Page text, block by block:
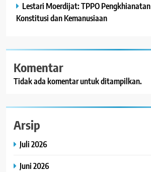
Lestari Moerdijat: TPPO
Konstitusi dan Kemanusiaan
Komentar
Tidak ada komentar untuk ditampilkan.
Arsip
Juli 2026
Juni 2026